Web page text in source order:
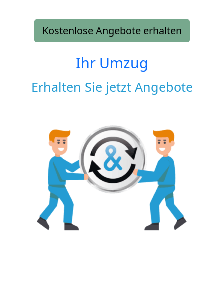
Kostenlose Angebote erhalten
Ihr Umzug
Erhalten Sie jetzt Angebote